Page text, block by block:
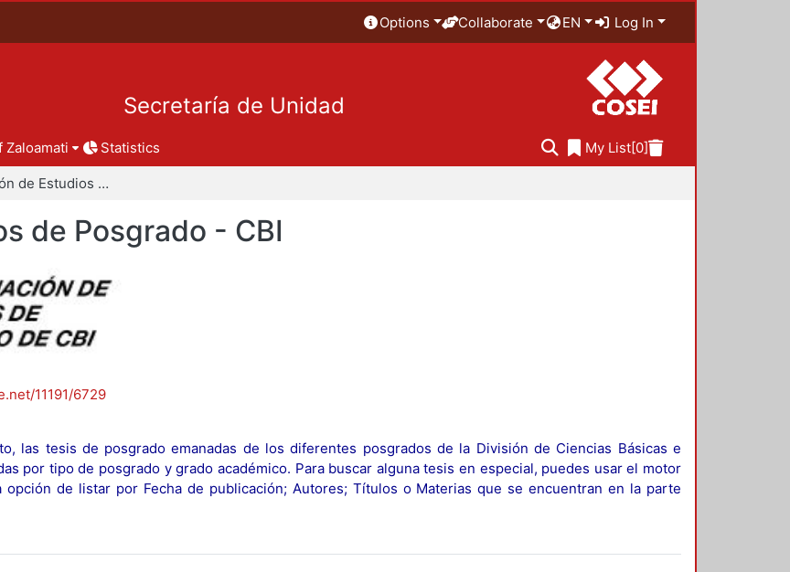
Options Collaborate EN Log In
Secretaría de Unidad
Zaloamati Statistics My List[0]
Coordinación de Estudios de Posgrado - CBI
de Posgrado - CBI
11191/6729
las tesis de posgrado emanadas de los diferentes posgrados de la División de Ciencias Básicas e
por tipo de posgrado y grado académico. Para buscar alguna tesis en especial, puedes usar el motor
de listar por Fecha de publicación; Autores; Títulos o Materias que se encuentran en la parte